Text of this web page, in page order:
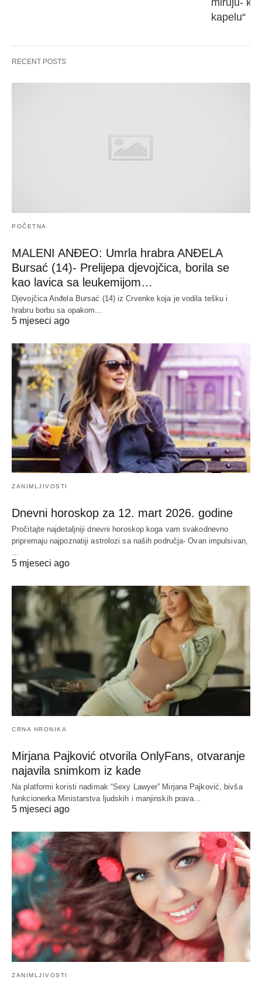
kapelu“
RECENT POSTS
POČETNA
MALENI ANĐEO: Umrla hrabra ANĐELA
Bursać (14)- Prelijepa djevojčica, borila se
kao lavica sa leukemijom…
Djevojčica Anđela Bursać (14) iz Crvenke koja je vodila tešku i
hrabru borbu sa opakom…
5 mjeseci ago
ZANIMLJIVOSTI
Dnevni horoskop za 12. mart 2026. godine
Pročitajte najdetaljniji dnevni horoskop koga vam svakodnevno
pripremaju najpoznatiji astrolozi sa naših područja- Ovan impulsivan,
…
5 mjeseci ago
CRNA HRONIKA
Mirjana Pajković otvorila OnlyFans, otvaranje
najavila snimkom iz kade
Na platformi koristi nadimak “Sexy Lawyer” Mirjana Pajković, bivša
funkcionerka Ministarstva ljudskih i manjinskih prava…
5 mjeseci ago
ZANIMLJIVOSTI